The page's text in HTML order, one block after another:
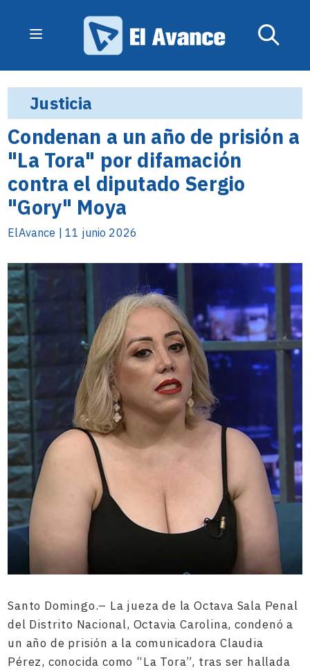
Justicia
Condenan a un año de prisión a
"La Tora" por difamación
contra el diputado Sergio
"Gory" Moya
ElAvance | 11 junio 2026
Santo Domingo.– La jueza de la Octava Sala Penal
del Distrito Nacional, Octavia Carolina, condenó a
un año de prisión a la comunicadora Claudia
Pérez, conocida como “La Tora”, tras ser hallada